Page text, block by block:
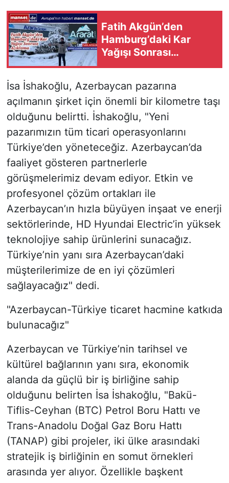
Fatih Akgün’den
Hamburg’daki Kar
Yağışı Sonrası
Açıklama: Ararat
Gecikme Yaşandı
İsa İshakoğlu, Azerbaycan pazarına
açılmanın şirket için önemli bir kilometre taşı
olduğunu belirtti. İshakoğlu, "Yeni
pazarımızın tüm ticari operasyonlarını
Türkiye’den yöneteceğiz. Azerbaycan’da
faaliyet gösteren partnerlerle
görüşmelerimiz devam ediyor. Etkin ve
profesyonel çözüm ortakları ile
Azerbaycan’ın hızla büyüyen inşaat ve enerji
sektörlerinde, HD Hyundai Electric’in yüksek
teknolojiye sahip ürünlerini sunacağız.
Türkiye’nin yanı sıra Azerbaycan’daki
müşterilerimize de en iyi çözümleri
sağlayacağız" dedi.
"Azerbaycan-Türkiye ticaret hacmine katkıda
bulunacağız"
Azerbaycan ve Türkiye’nin tarihsel ve
kültürel bağlarının yanı sıra, ekonomik
alanda da güçlü bir iş birliğine sahip
olduğunu belirten İsa İshakoğlu, "Bakü-
Tiflis-Ceyhan (BTC) Petrol Boru Hattı ve
Trans-Anadolu Doğal Gaz Boru Hattı
(TANAP) gibi projeler, iki ülke arasındaki
stratejik iş birliğinin en somut örnekleri
arasında yer alıyor. Özellikle başkent